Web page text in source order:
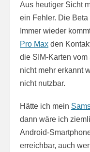
Aus heutiger Sicht
ein Fehler. Die
Immer wieder
Pro Max den
die SIM-Karten
nicht mehr erkannt
nicht nutzbar.
Hätte ich mein
dann wäre ich
Android-
erreichbar, auch